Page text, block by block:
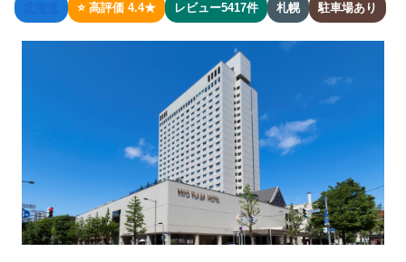
⭐ 高評価 4.4★ レビュー5417件 札幌 駐車場あり